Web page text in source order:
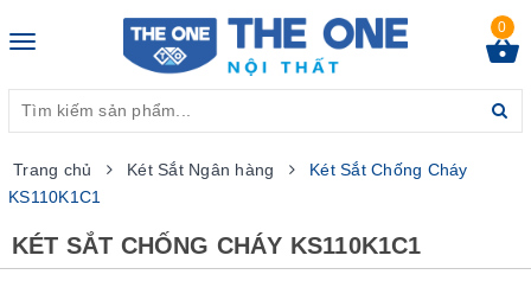
Toggle
0
Trang chủ Két Sắt Ngân hàng
Két Sắt Chống Cháy
KS110K1C1
KÉT SẮT CHỐNG CHÁY KS110K1C1